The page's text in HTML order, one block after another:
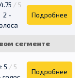
/ 5
2 -
Подробнее
сегменте
5 / 5
Подробнее